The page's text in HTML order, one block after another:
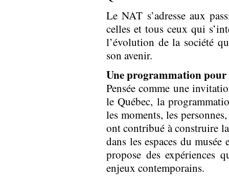
Le NAT s’adresse aux
celles et tous ceux qui
l’évolution de la société
son avenir.
Une programmation pour
Pensée comme une
le Québec, la
les moments, les
ont contribué à construire
dans les espaces du
propose des expériences
enjeux contemporains.